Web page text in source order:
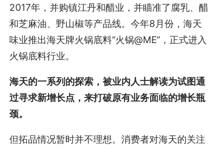
2017年，并购镇江丹和醋业，并瞄准了腐乳、醋
和芝麻油、野山椒等产品线。今年8月份，海天
味业推出海天牌火锅底料“火锅@ME”，正式进入
火锅底料行业。
海天的一系列的探索，被业内人士解读为试图通
过寻求新增长点，来打破原有业务面临的增长瓶
颈。
但拓品情况暂时并不理想。消费者对海天的关注